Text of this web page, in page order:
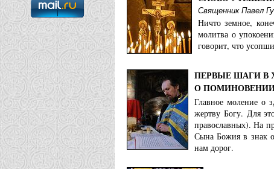
Священник Павел
Ничто земное,
молитва о
говорит, что
ПЕРВЫЕ ШАГИ В
О
Главное моление о
жертву Богу. Для
православных). На
Сына Божия в знак
нам дорог.